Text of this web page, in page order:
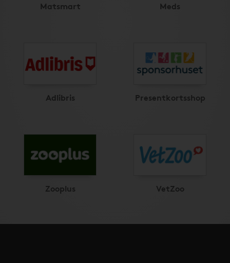
Matsmart Meds
Adlibris Presentkortsshop
Zooplus VetZoo